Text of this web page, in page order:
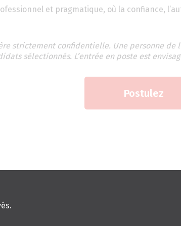
et pragmatique, où la confiance,
strictement confidentielle. Une personne de
sélectionnés. L’entrée en poste est
Postulez